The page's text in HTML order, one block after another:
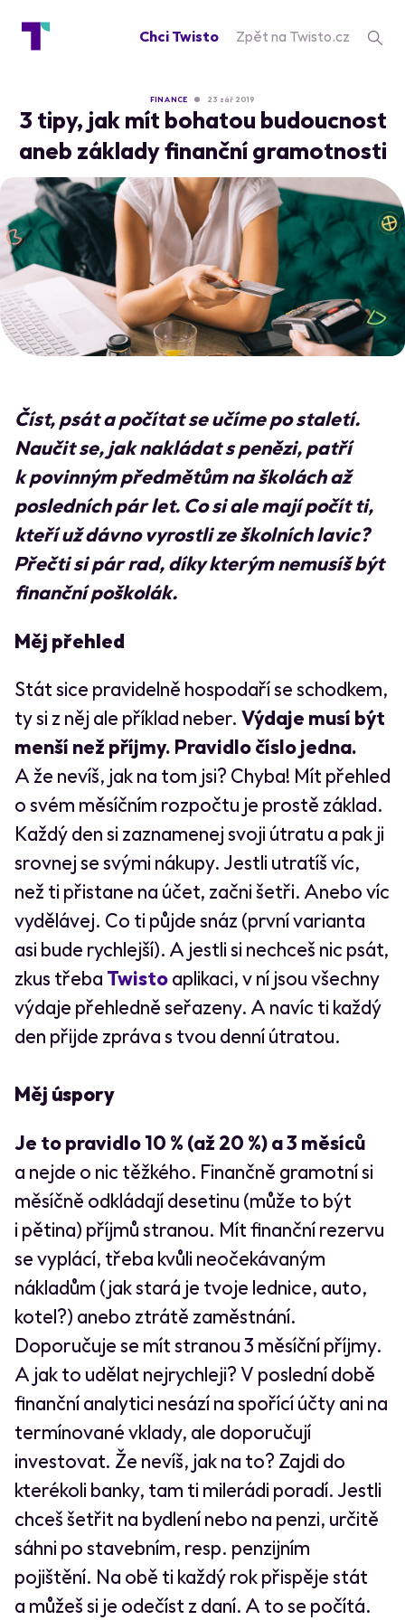
Chci Twisto Zpět na Twisto.cz
FINANCE 23 zář 2019
3 tipy, jak mít bohatou budoucnost
aneb základy finanční gramotnosti
Číst, psát a počítat se učíme po staletí.
Naučit se, jak nakládat s penězi, patří
k povinným předmětům na školách až
posledních pár let. Co si ale mají počít ti,
kteří už dávno vyrostli ze školních lavic?
Přečti si pár rad, díky kterým nemusíš být
finanční poškolák.
Měj přehled
Stát sice pravidelně hospodaří se schodkem,
ty si z něj ale příklad neber. Výdaje musí být
menší než příjmy. Pravidlo číslo jedna.
A že nevíš, jak na tom jsi? Chyba! Mít přehled
o svém měsíčním rozpočtu je prostě základ.
Každý den si zaznamenej svoji útratu a pak ji
srovnej se svými nákupy. Jestli utratíš víc,
než ti přistane na účet, začni šetři. Anebo víc
vydělávej. Co ti půjde snáz (první varianta
asi bude rychlejší). A jestli si nechceš nic psát,
zkus třeba Twistoaplikaci, v ní jsou všechny
výdaje přehledně seřazeny. A navíc ti každý
den přijde zpráva s tvou denní útratou.
Měj úspory
Je to pravidlo 10 % (až 20 %) a 3 měsíců
a nejde o nic těžkého. Finančně gramotní si
měsíčně odkládají desetinu (může to být
i pětina) příjmů stranou. Mít finanční rezervu
se vyplácí, třeba kvůli neočekávaným
nákladům (jak stará je tvoje lednice, auto,
kotel?) anebo ztrátě zaměstnání.
Doporučuje se mít stranou 3 měsíční příjmy.
A jak to udělat nejrychleji? V poslední době
finanční analytici nesází na spořící účty ani na
termínované vklady, ale doporučují
investovat. Že nevíš, jak na to? Zajdi do
kterékoli banky, tam ti milerádi poradí. Jestli
chceš šetřit na bydlení nebo na penzi, určitě
sáhni po stavebním, resp. penzijním
pojištění. Na obě ti každý rok přispěje stát
a můžeš si je odečíst z daní. A to se počítá.